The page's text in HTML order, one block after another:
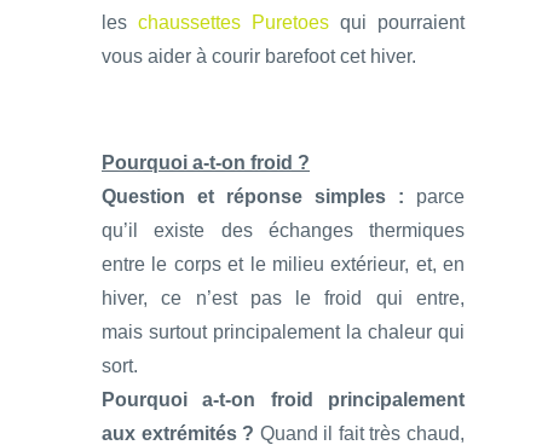
les chaussettes Puretoes qui pourraient
vous aider à courir barefoot cet hiver.
Pourquoi a-t-on froid ?
Question et réponse simples : parce
qu’il existe des échanges thermiques
entre le corps et le milieu extérieur, et, en
hiver, ce n’est pas le froid qui entre,
mais surtout principalement la chaleur qui
sort.
Pourquoi a-t-on froid principalement
aux extrémités ? Quand il fait très chaud,